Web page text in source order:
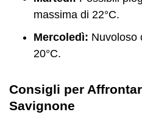
massima di 22°C.
Mercoledì: Nuvoloso
20°C.
Consigli per
Savignone